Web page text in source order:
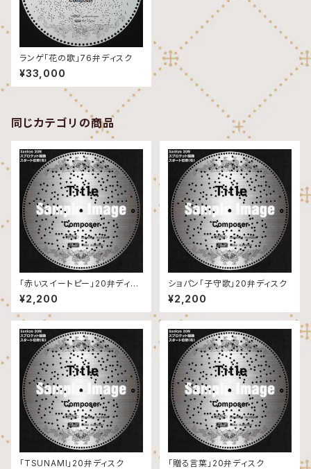
ランゲ「花の歌」76弁ディスク
¥33,000
同じカテゴリの商品
「赤いスイートピー」20弁ディス
ク
¥2,200
ショパン「子守歌」20弁ディスク
¥2,200
「TSUNAMI」20弁ディスク 「贈る言葉」20弁ディスク